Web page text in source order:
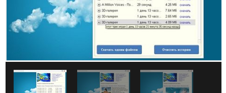
tagong
ha
en
blêdzjen.